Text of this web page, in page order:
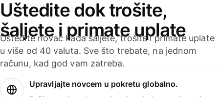
Uštedite dok trošite,
šaljete i primate uplate
Uštedite novac kada šaljete, trošite i primate uplate
u više od 40 valuta. Sve što trebate, na jednom
računu, kad god vam zatreba.
Upravljajte novcem u pokretu globalno.